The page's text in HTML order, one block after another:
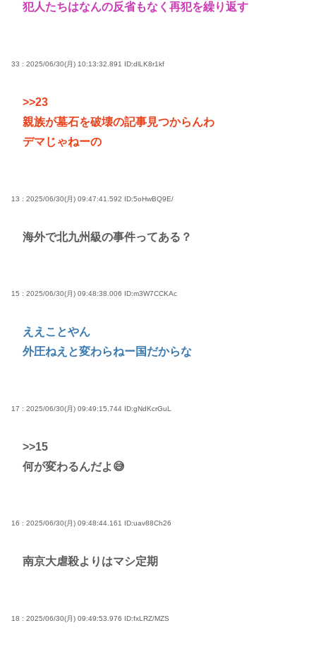
犯人たちはなんの反省もなく再犯を繰り返す
33 : 2025/06/30(月) 10:13:32.891 ID:dlLK8r1kf
>>23
親族が墓石を破壊の記事見つからんわ
デマじゃねーの
13 : 2025/06/30(月) 09:47:41.592 ID:5oHwBQ9E/
海外で北九州級の事件ってある？
15 : 2025/06/30(月) 09:48:38.006 ID:m3W7CCKAc
ええことやん
外圧ねえと変わらねー国だからな
17 : 2025/06/30(月) 09:49:15.744 ID:gNdKcrGuL
>>15
何が変わるんだよ😅
16 : 2025/06/30(月) 09:48:44.161 ID:uav88Ch26
南京大虐殺よりはマシ定期
18 : 2025/06/30(月) 09:49:53.976 ID:fxLRZ/MZS